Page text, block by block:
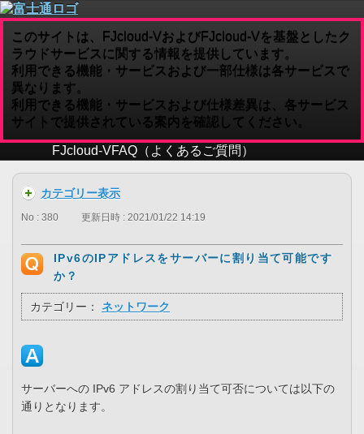
このサイトは、FJcloud-VおよびFJcloud-Vを基盤としたク
ラウドサービスに関する情報を提供しています。
利用できる機能・サービスおよび一部仕様は各サービスで
異なります。
利用できる機能・サービスおよび仕様差異は、各サービス
サイトで提供されている案内を確認してください。
FJcloud-VFAQ（よくあるご質問）
カテゴリー表示
No : 380 更新日時 : 2021/01/22 14:19
IPv6のIPアドレスをサーバーに割り当て可能です
か？
カテゴリー： ネットワーク
サーバーへの IPv6 アドレスの割り当て可否については以下の
通りとなります。